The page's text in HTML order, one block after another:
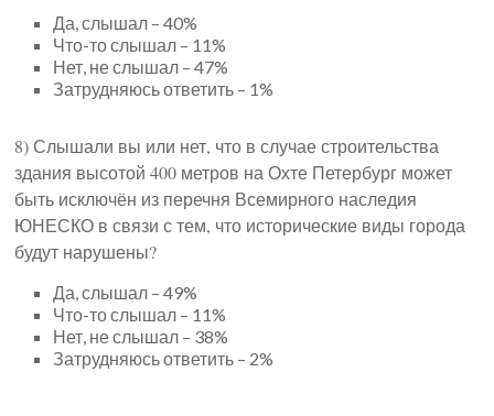
Да, слышал – 40%
Что-то слышал – 11%
Нет, не слышал – 47%
Затрудняюсь ответить – 1%
8) Слышали вы или нет, что в случае строительства
здания высотой 400 метров на Охте Петербург может
быть исключён из перечня Всемирного наследия
ЮНЕСКО в связи с тем, что исторические виды города
будут нарушены?
Да, слышал – 49%
Что-то слышал – 11%
Нет, не слышал – 38%
Затрудняюсь ответить – 2%